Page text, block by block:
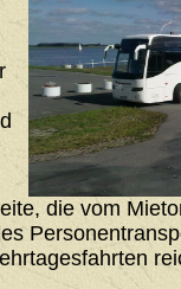
die vom